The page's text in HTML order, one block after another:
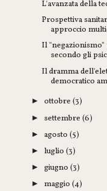
L'avanzata della
Prospettiva
approccio
Il "negazionismo"
secondo gli
Il dramma
democratico
►ottobre(3)
► settembre(6)
►agosto(5)
►luglio(3)
►giugno(3)
►maggio(4)